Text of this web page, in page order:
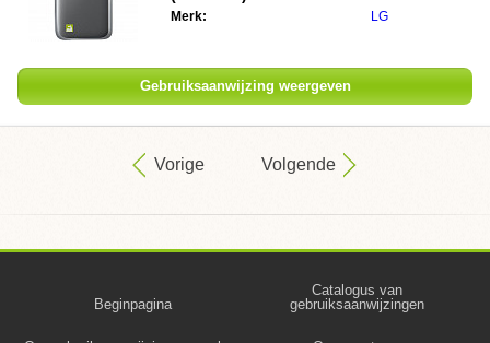
Merk: LG
Gebruiksaanwijzing weergeven
Vorige Volgende
Beginpagina
Catalogus van
gebruiksaanwijzingen